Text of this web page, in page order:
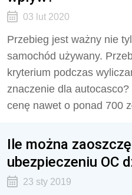
03 lut 2020
Przebieg jest ważny nie
samochód używany.
kryterium podczas
znaczenie dla
cenę nawet o ponad 700
Ile można
ubezpieczeniu OC
23 sty 2019